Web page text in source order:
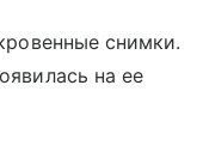
снимки.
на ее